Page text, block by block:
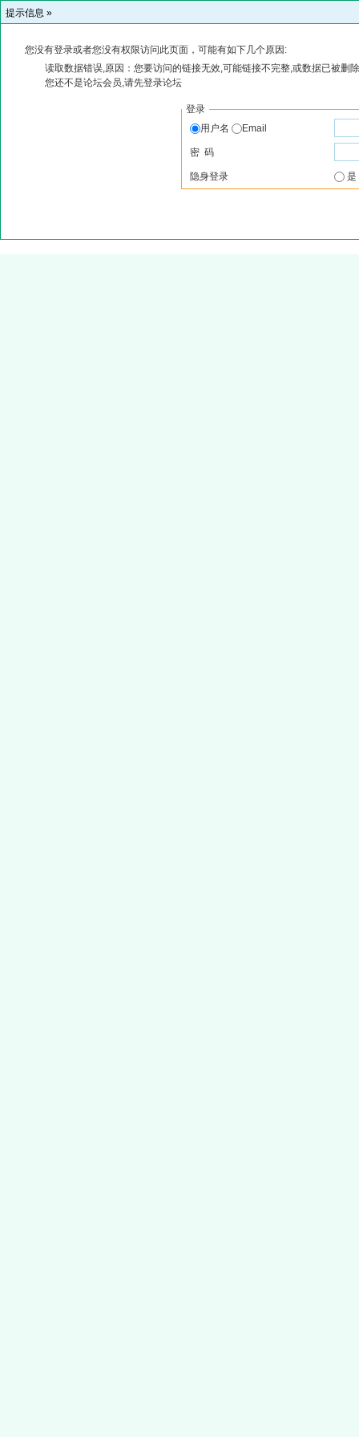
提示信息 »
您没有登录或者您没有权限访问此页面，可能有如下几个原因:
读取数据错误,原因：您要访问的链接无效,可能链接不完整,或数据已被删
您还不是论坛会员,请先登录论坛
登录
用户名
Email
密 码
隐身登录